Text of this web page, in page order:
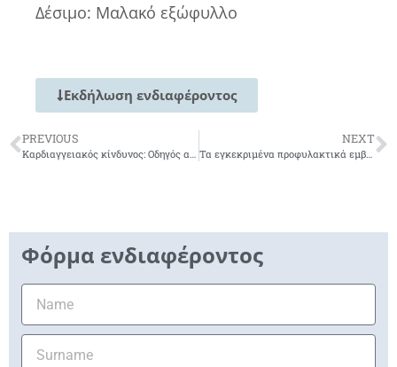
Δέσιμο: Μαλακό εξώφυλλο
Εκδήλωση ενδιαφέροντος
PREVIOUS NEXT
Τα εγκεκριμένα προφυλακτικά εμβόλια έναντι του HPV
Φόρμα ενδιαφέροντος